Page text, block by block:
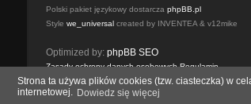
Strona ta używa plików cookies (tzw. ciasteczka) w
internetowej. Dowiedz się więcej
Polski pakiet językowy dostarcza phpBB.pl
Style we_universalcreated by INVENTEA & v12mike
Optimized by: phpBB SEO
Zasady ochrony danych osobowych Regulamin